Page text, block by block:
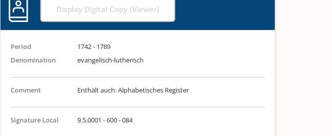
Display Digital Copy (Viewer)
Period
1742 - 1789
Denomination
evangelisch-lutherisch
Comment Enthält auch: Alphabetisches Register
Signature Local 9.5.0001 - 600 - 084